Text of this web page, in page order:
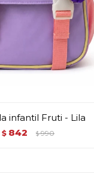
infantil Fruti - Lila
$ 842 $ 990